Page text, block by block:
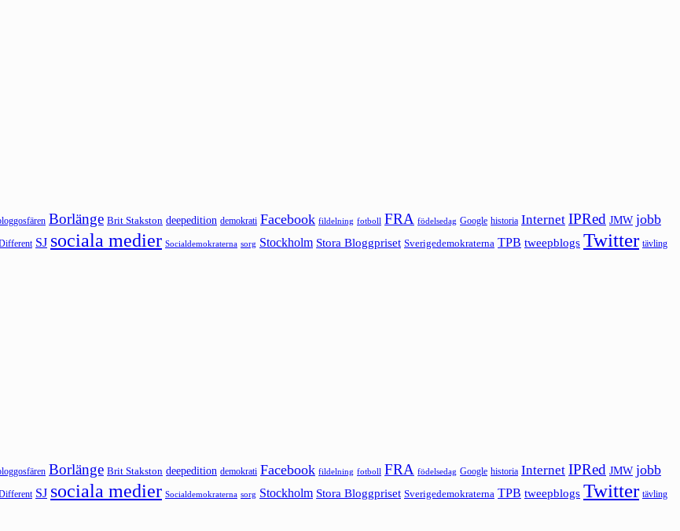
Borlänge Brit Stakston deepedition demokrati Facebook fildelning fotboll FRA födelsedag Google historia Internet IPRed JMW jobb
SJ sociala medier Socialdemokraterna sorg Stockholm Stora Bloggpriset Sverigedemokraterna TPB tweepblogs Twitter tävling
Borlänge Brit Stakston deepedition demokrati Facebook fildelning fotboll FRA födelsedag Google historia Internet IPRed JMW jobb
SJ sociala medier Socialdemokraterna sorg Stockholm Stora Bloggpriset Sverigedemokraterna TPB tweepblogs Twitter tävling